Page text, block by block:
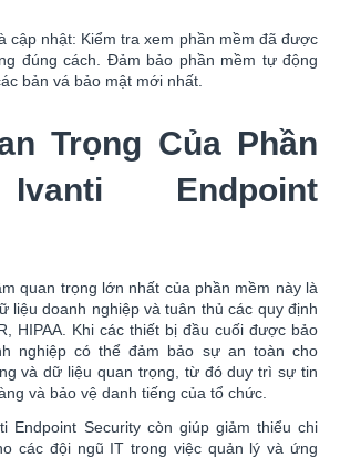
cập nhật: Kiểm tra xem phần mềm đã được
đúng cách. Đảm bảo phần mềm tự động
bản vá bảo mật mới nhất.
Trọng Của Phần
Endpoint
quan trọng lớn nhất của phần mềm này là
liệu doanh nghiệp và tuân thủ các quy định
HIPAA. Khi các thiết bị đầu cuối được bảo
nghiệp có thể đảm bảo sự an toàn cho
và dữ liệu quan trọng, từ đó duy trì sự tin
và bảo vệ danh tiếng của tổ chức.
Endpoint Security còn giúp giảm thiểu chi
các đội ngũ IT trong việc quản lý và ứng